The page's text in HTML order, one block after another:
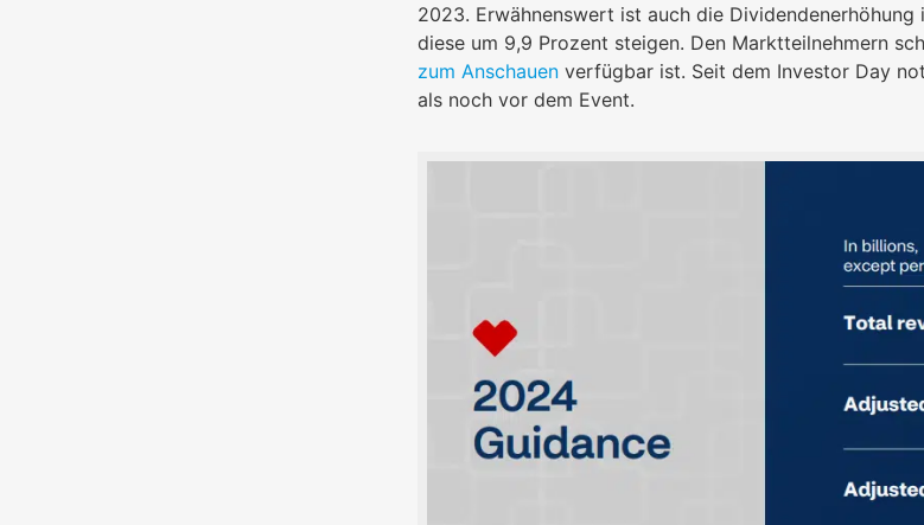
2023. Erwähnenswert ist auch die
diese um 9,9 Prozent steigen. Den Marktteilnehmern
zum Anschauenverfügbar ist. Seit dem Investor Day
als noch vor dem Event.